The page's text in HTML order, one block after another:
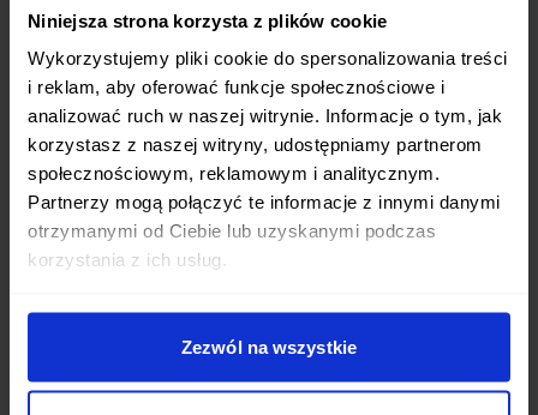
Niniejsza strona korzysta z plików cookie
Wykorzystujemy pliki cookie do spersonalizowania treści
i reklam, aby oferować funkcje społecznościowe i
analizować ruch w naszej witrynie. Informacje o tym, jak
korzystasz z naszej witryny, udostępniamy partnerom
społecznościowym, reklamowym i analitycznym.
Partnerzy mogą połączyć te informacje z innymi danymi
otrzymanymi od Ciebie lub uzyskanymi podczas
korzystania z ich usług.
Zezwól na wszystkie
Czy dostawa diety pudełkowej w Ksawerowie
jest darmowa?
Tak! Dostawa cateringu dietetycznego w
Ksawerowie jest całkowicie bezpłatna. Posiłki
dostarczamy codziennie w godzinach porannych,
abyś mógł cieszyć się świeżymi daniami przez cały